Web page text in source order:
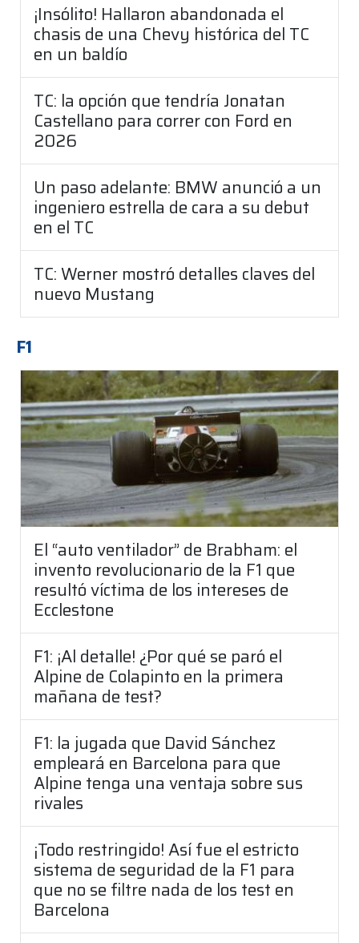
¡Insólito! Hallaron abandonada el
chasis de una Chevy histórica del TC
en un baldío
TC: la opción que tendría Jonatan
Castellano para correr con Ford en
2026
Un paso adelante: BMW anunció a un
ingeniero estrella de cara a su debut
en el TC
TC: Werner mostró detalles claves del
nuevo Mustang
F1
El “auto ventilador” de Brabham: el
invento revolucionario de la F1 que
resultó víctima de los intereses de
Ecclestone
F1: ¡Al detalle! ¿Por qué se paró el
Alpine de Colapinto en la primera
mañana de test?
F1: la jugada que David Sánchez
empleará en Barcelona para que
Alpine tenga una ventaja sobre sus
rivales
¡Todo restringido! Así fue el estricto
sistema de seguridad de la F1 para
que no se filtre nada de los test en
Barcelona